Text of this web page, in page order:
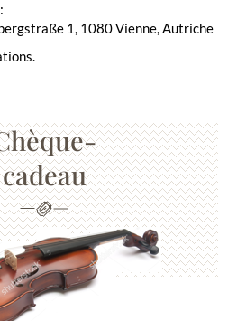
1, 1080 Vienne, Autriche
cadeau